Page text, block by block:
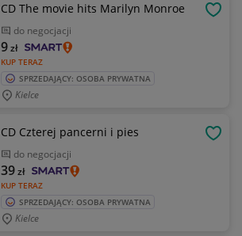
CD The movie hits Marilyn Monroe
do negocjacji
KUP TERAZ
9zł
SPRZEDAJĄCY: OSOBA PRYWATNA
Kielce
CD Czterej pancerni i pies
do negocjacji
KUP TERAZ
39zł
SPRZEDAJĄCY: OSOBA PRYWATNA
Kielce